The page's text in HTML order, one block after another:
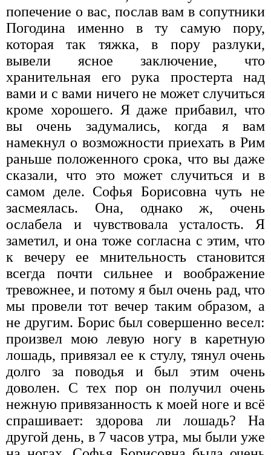
попечение о вас, послав вам в сопутники
Погодина именно в ту самую пору,
которая так тяжка, в пору разлуки,
вывели ясное заключение, что
хранительная его рука простерта над
вами и с вами ничего не может случиться
кроме хорошего. Я даже прибавил, что
вы очень задумались, когда я вам
намекнул о возможности приехать в Рим
раньше положенного срока, что вы даже
сказали, что это может случиться и в
самом деле. Софья Борисовна чуть не
засмеялась. Она, однако ж, очень
ослабела и чувствовала усталость. Я
заметил, и она тоже согласна с этим, что
к вечеру ее мнительность становится
всегда почти сильнее и воображение
тревожнее, и потому я был очень рад, что
мы провели тот вечер таким образом, а
не другим. Борис был совершенно весел:
произвел мою левую ногу в каретную
лошадь, привязал ее к стулу, тянул очень
долго за поводья и был этим очень
доволен. С тех пор он получил очень
нежную привязанность к моей ноге и всё
спрашивает: здорова ли лошадь? На
другой день, в 7 часов утра, мы были уже